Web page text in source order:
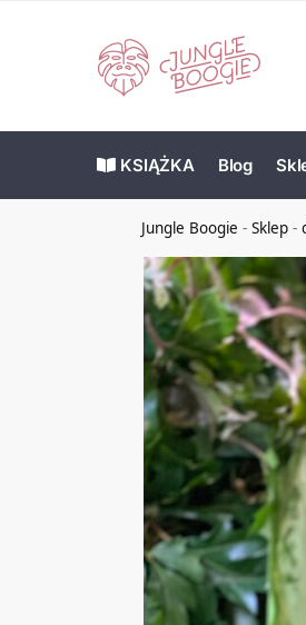
KSIĄŻKA Blog
Jungle Boogie -Sklep -